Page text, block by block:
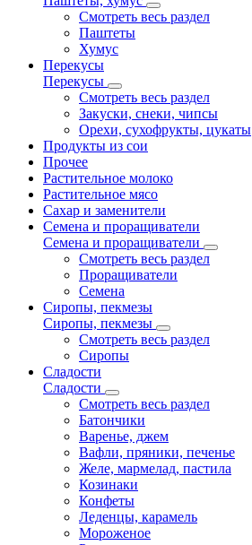
Смотреть весь раздел
Паштеты
Хумус
Перекусы
Перекусы
Смотреть весь раздел
Закуски, снеки, чипсы
Орехи, сухофрукты, цукаты
Продукты из сои
Прочее
Растительное молоко
Растительное мясо
Сахар и заменители
Семена и проращиватели
Семена и проращиватели
Смотреть весь раздел
Проращиватели
Семена
Сиропы, пекмезы
Сиропы, пекмезы
Смотреть весь раздел
Сиропы
Сладости
Сладости
Смотреть весь раздел
Батончики
Варенье, джем
Вафли, пряники, печенье
Желе, мармелад, пастила
Козинаки
Конфеты
Леденцы, карамель
Мороженое